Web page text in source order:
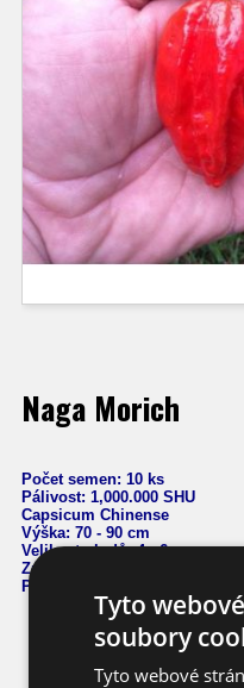
Naga Morich
Počet semen: 10 ks
Pálivost: 1,000.000 SHU
Capsicum Chinense
Výška: 70 - 90 cm
Velikost plodů: 4 - 6 cm
Zrání: 100 dnů
Původ: Bangladéš
Tyto
soubory
Tyto webové